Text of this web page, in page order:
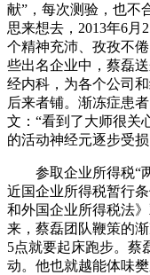
献”，每次测验，也不
思来想去，2013年6月
个精神充沛、孜孜不
些出名企业中，蔡磊
经内科，为各个公司
后来者铺。渐冻症患
文：“看到了大师很关
的活动神经元逐步受损
参取企业所得税“两
近国企业所得税暂行
和外国企业所得税法
来，蔡磊团队鞭策的
5点就要起床跑步。蔡
动。他也就越能体味